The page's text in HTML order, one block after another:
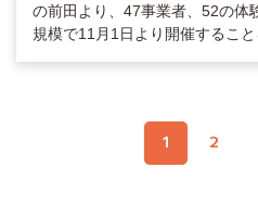
の前田より、47事業者、52の体
規模で11月1日より開催するこ
1 2